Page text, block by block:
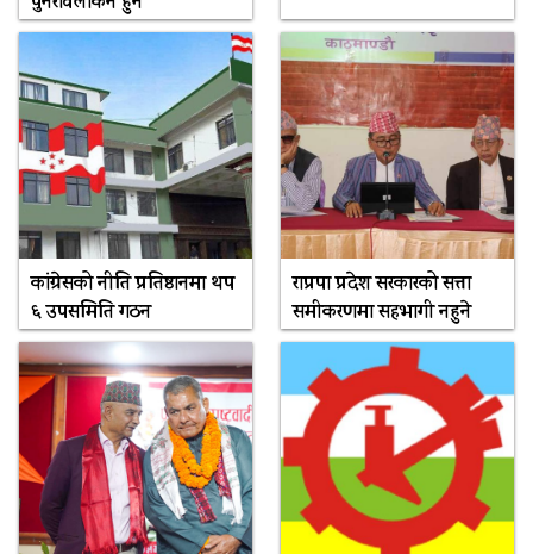
कांग्रेसको नीति प्रतिष्ठानमा थप
६ उपसमिति गठन
राप्रपा प्रदेश सरकारको सत्ता
समीकरणमा सहभागी नहुने